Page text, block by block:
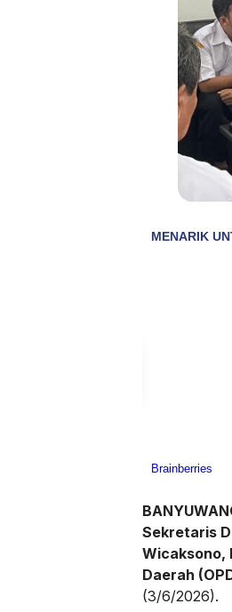
Sekretaris
Wicaksono,
Daerah
(3/6/2026).